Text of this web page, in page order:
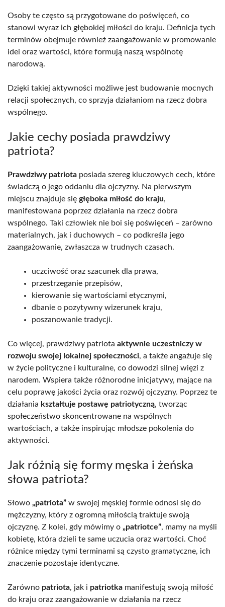
Osoby te często są przygotowane do poświęceń, co
stanowi wyraz ich głębokiej miłości do kraju. Definicja tych
terminów obejmuje również zaangażowanie w promowanie
idei oraz wartości, które formują naszą wspólnotę
narodową.
Dzięki takiej aktywności możliwe jest budowanie mocnych
relacji społecznych, co sprzyja działaniom na rzecz dobra
wspólnego.
Jakie cechy posiada prawdziwy
patriota?
Prawdziwy patriota posiada szereg kluczowych cech, które
świadczą o jego oddaniu dla ojczyzny. Na pierwszym
miejscu znajduje się głęboka miłość do kraju,
manifestowana poprzez działania na rzecz dobra
wspólnego. Taki człowiek nie boi się poświęceń – zarówno
materialnych, jak i duchowych – co podkreśla jego
zaangażowanie, zwłaszcza w trudnych czasach.
uczciwość oraz szacunek dla prawa,
przestrzeganie przepisów,
kierowanie się wartościami etycznymi,
dbanie o pozytywny wizerunek kraju,
poszanowanie tradycji.
Co więcej, prawdziwy patriota aktywnie uczestniczy w
rozwoju swojej lokalnej społeczności, a także angażuje się
w życie polityczne i kulturalne, co dowodzi silnej więzi z
narodem. Wspiera także różnorodne inicjatywy, mające na
celu poprawę jakości życia oraz rozwój ojczyzny. Poprzez te
działania kształtuje postawę patriotyczną, tworząc
społeczeństwo skoncentrowane na wspólnych
wartościach, a także inspirując młodsze pokolenia do
aktywności.
Jak różnią się formy męska i żeńska
słowa patriota?
Słowo „patriota” w swojej męskiej formie odnosi się do
mężczyzny, który z ogromną miłością traktuje swoją
ojczyznę. Z kolei, gdy mówimy o „patriotce”, mamy na myśli
kobietę, która dzieli te same uczucia oraz wartości. Choć
różnice między tymi terminami są czysto gramatyczne, ich
znaczenie pozostaje identyczne.
Zarówno patriota, jak i patriotka manifestują swoją miłość
do kraju oraz zaangażowanie w działania na rzecz